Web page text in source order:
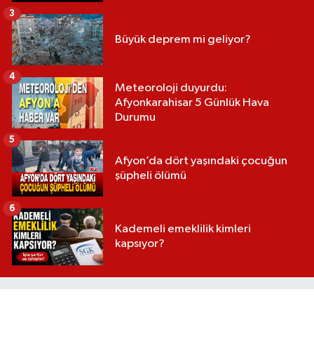
Büyük deprem mi geliyor?
3
Meteoroloji duyurdu:
Afyonkarahisar 5 Günlük Hava
Durumu
4
Afyon’da dört yaşındaki çocuğun
şüpheli ölümü
5
Kademeli emeklilik kimleri
kapsıyor?
6